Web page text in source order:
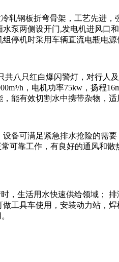
钢板折弯骨架，工艺先进，
泵两侧设开门,发电机进风
停机时采用车辆直流电瓶电源
八只红白爆闪警灯，对行人
h，电机功率75kw，扬程
能有效切割水中携带杂物，
备可满足紧急排水抢险的需
可靠工作，有良好的通风和
，生活用水快速供给领域；
工具车使用，安装动力站，